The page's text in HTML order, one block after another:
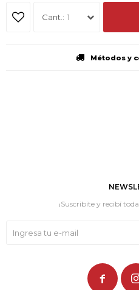
1
Métodos y
¡Suscribite y recibí
